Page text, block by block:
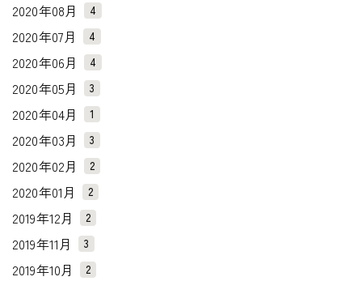
2020年08月 4
2020年07月 4
2020年06月 4
2020年05月 3
2020年04月 1
2020年03月 3
2020年02月 2
2020年01月 2
2019年12月 2
2019年11月 3
2019年10月 2